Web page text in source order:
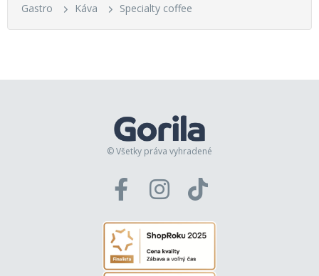
Gastro Káva Specialty coffee
© Všetky práva vyhradené